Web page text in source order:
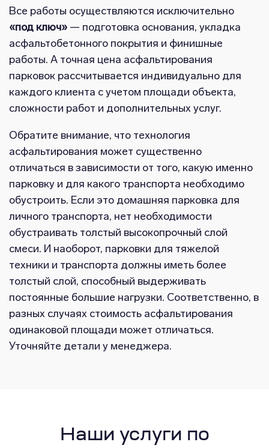
Все работы осуществляются исключительно
«под ключ» — подготовка основания, укладка
асфальтобетонного покрытия и финишные
работы. А точная цена асфальтирования
парковок рассчитывается индивидуально для
каждого клиента с учетом площади объекта,
сложности работ и дополнительных услуг.
Обратите внимание, что технология
асфальтирования может существенно
отличаться в зависимости от того, какую именно
парковку и для какого транспорта необходимо
обустроить. Если это домашняя парковка для
личного транспорта, нет необходимости
обустраивать толстый высокопрочный слой
смеси. И наоборот, парковки для тяжелой
техники и транспорта должны иметь более
толстый слой, способный выдерживать
постоянные большие нагрузки. Соответственно, в
разных случаях стоимость асфальтирования
одинаковой площади может отличаться.
Уточняйте детали у менеджера.
Наши услуги по